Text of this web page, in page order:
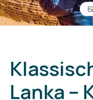
Lanka –